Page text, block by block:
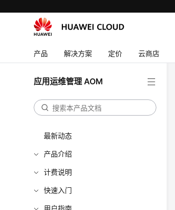
产品 解决方案 定价 云商店
应用运维管理 AOM
最新动态
产品介绍
计费说明
快速入门
用户指南